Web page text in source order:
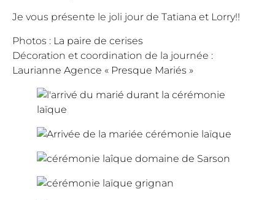
Je vous présente le joli jour de Tatiana et Lorry!!
Photos : La paire de cerises
Décoration et coordination de la journée :
Laurianne Agence « Presque Mariés »